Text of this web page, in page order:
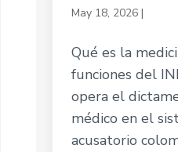
May 18, 2026|
Qué es la
funciones del
opera el
médico en el
acusatorio